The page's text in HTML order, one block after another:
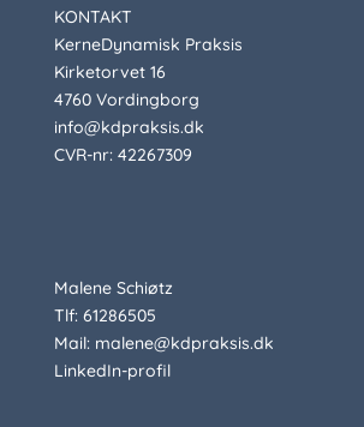
KONTAKT
KerneDynamisk Praksis
Kirketorvet 16
4760 Vordingborg
info@kdpraksis.dk
CVR-nr: 42267309
Malene Schiøtz
Tlf: 61286505
Mail: malene@kdpraksis.dk
LinkedIn-profil